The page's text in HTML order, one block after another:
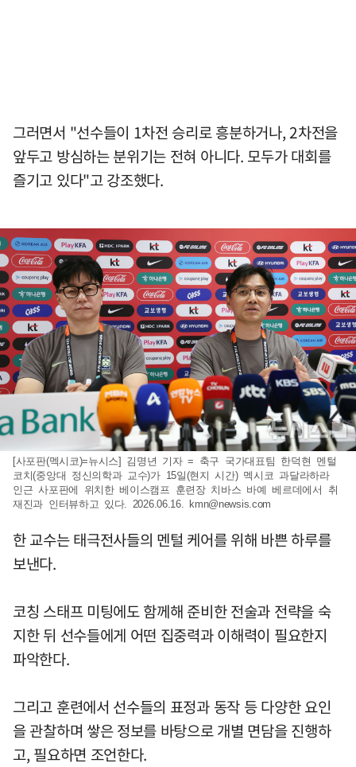
그러면서 "선수들이 1차전 승리로 흥분하거나, 2차전을
앞두고 방심하는 분위기는 전혀 아니다. 모두가 대회를
즐기고 있다"고 강조했다.
[사포판(멕시코)=뉴시스] 김명년 기자 = 축구 국가대표팀 한덕현 멘털
코치(중앙대 정신의학과 교수)가 15일(현지 시간) 멕시코 과달라하라
인근 사포판에 위치한 베이스캠프 훈련장 치바스 바예 베르데에서 취
재진과 인터뷰하고 있다. 2026.06.16. kmn@newsis.com
한 교수는 태극전사들의 멘털 케어를 위해 바쁜 하루를
보낸다.
코칭 스태프 미팅에도 함께해 준비한 전술과 전략을 숙
지한 뒤 선수들에게 어떤 집중력과 이해력이 필요한지
파악한다.
그리고 훈련에서 선수들의 표정과 동작 등 다양한 요인
을 관찰하며 쌓은 정보를 바탕으로 개별 면담을 진행하
고, 필요하면 조언한다.